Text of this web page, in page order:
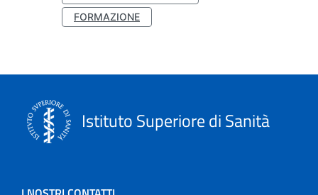
FORMAZIONE
Istituto Superiore di Sanità